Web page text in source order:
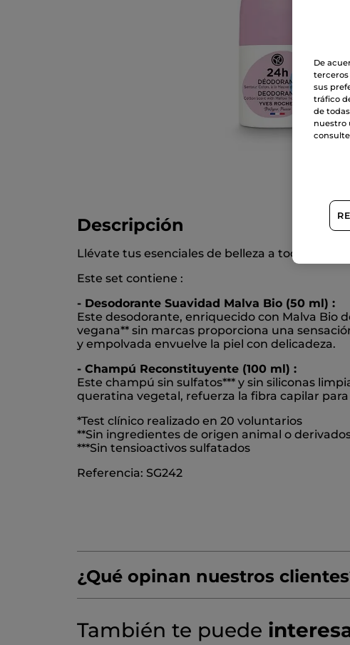
Descripción
Llévate tus esenciales de belleza a todas
Este set contiene :
- Desodorante Suavidad Malva Bio (50 ml) :
Este desodorante, enriquecido con Malva Bio
vegana** sin marcas proporciona una
y empolvada envuelve la piel con delicadeza.
- Champú Reconstituyente (100 ml) :
Este champú sin sulfatos*** y sin siliconas
queratina vegetal, refuerza la fibra capilar
*Test clínico realizado en 20 voluntarios
**Sin ingredientes de origen animal o
***Sin tensioactivos sulfatados
Referencia: SG242
¿Qué opinan nuestros
☆☆☆☆☆
☆☆☆☆☆
puntuación
También te puede
De
sus
tráfico
de
nuestro